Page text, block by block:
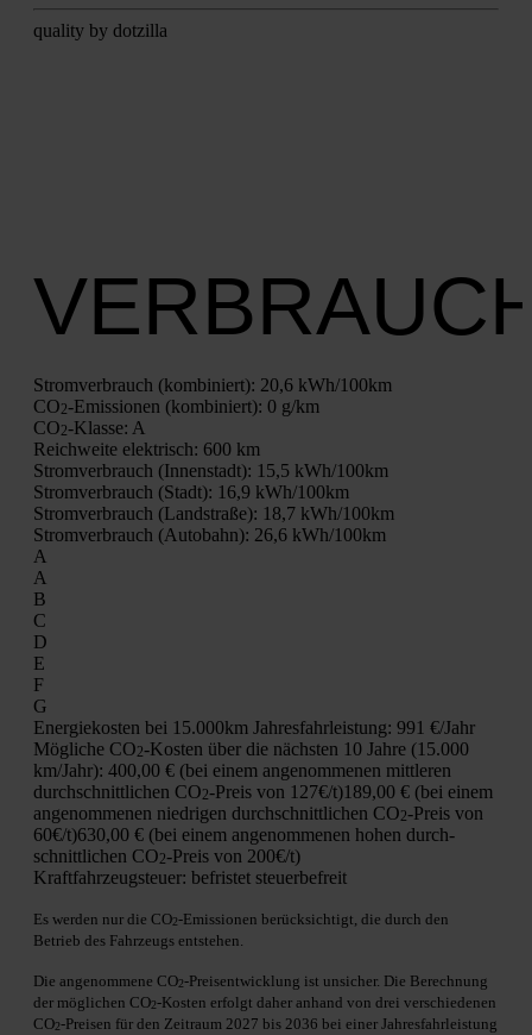
qua­li­ty by dot­zil­la
Strom­ver­brauch (kom­bi­niert): 20,6 kWh/100km
CO2-Emis­sio­nen (kom­bi­niert): 0 g/km
CO2-Klas­se: A
Reich­wei­te elek­trisch: 600 km
Strom­ver­brauch (Innen­stadt): 15,5 kWh/100km
Strom­ver­brauch (Stadt): 16,9 kWh/100km
Strom­ver­brauch (Land­stra­ße): 18,7 kWh/100km
Strom­ver­brauch (Auto­bahn): 26,6 kWh/100km
A
A
B
C
D
E
F
G
Ener­gie­kos­ten bei 15.000km Jah­res­fahr­leis­tung: 991 €/Jahr
Mög­li­che CO2-Kos­ten über die nächs­ten 10 Jah­re (15.000
km/Jahr): 400,00 € (bei einem ange­nom­me­nen mitt­le­ren
durch­schnitt­li­chen CO2-Preis von 127€/t)189,00 € (bei einem
ange­nom­me­nen nied­ri­gen durch­schnitt­li­chen CO2-Preis von
60€/t)630,00 € (bei einem ange­nom­me­nen hohen durch­
schnitt­li­chen CO2-Preis von 200€/t)
Kraft­fahr­zeug­steu­er: befris­tet steu­er­be­freit
Es wer­den nur die CO2-Emis­sio­nen berück­sich­tigt, die durch den
Betrieb des Fahr­zeugs ent­ste­hen.
Die ange­nom­me­ne CO2-Preis­ent­wick­lung ist unsi­cher. Die Berech­nung
der mög­li­chen CO2-Kos­ten erfolgt daher anhand von drei ver­schie­de­nen
CO2-Prei­sen für den Zeit­raum 2027 bis 2036 bei einer Jah­res­fahr­leis­tung